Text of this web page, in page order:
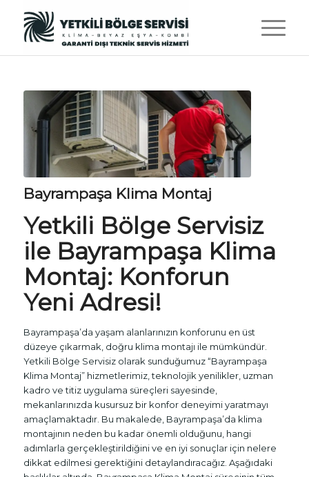
Bayrampaşa Klima Montaj
Yetkili Bölge Servisiz
ile Bayrampaşa Klima
Montaj: Konforun
Yeni Adresi!
Bayrampaşa’da yaşam alanlarınızın konforunu en üst
düzeye çıkarmak, doğru klima montajı ile mümkündür.
Yetkili Bölge Servisiz olarak sunduğumuz “Bayrampaşa
Klima Montaj” hizmetlerimiz, teknolojik yenilikler, uzman
kadro ve titiz uygulama süreçleri sayesinde,
mekanlarınızda kusursuz bir konfor deneyimi yaratmayı
amaçlamaktadır. Bu makalede, Bayrampaşa’da klima
montajının neden bu kadar önemli olduğunu, hangi
adımlarla gerçekleştirildiğini ve en iyi sonuçlar için nelere
dikkat edilmesi gerektiğini detaylandıracağız. Aşağıdaki